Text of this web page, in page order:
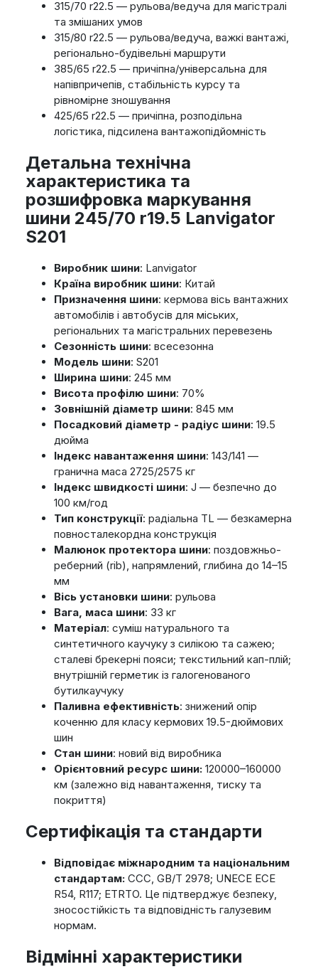
315/70 r22.5 — рульова/ведуча для магістралі
та змішаних умов
315/80 r22.5 — рульова/ведуча, важкі вантажі,
регіонально-будівельні маршрути
385/65 r22.5 — причіпна/універсальна для
напівпричепів, стабільність курсу та
рівномірне зношування
425/65 r22.5 — причіпна, розподільна
логістика, підсилена вантажопідйомність
Детальна технічна
характеристика та
розшифровка маркування
шини 245/70 r19.5 Lanvigator
S201
Виробник шини: Lanvigator
Країна виробник шини: Китай
Призначення шини: кермова вісь вантажних
автомобілів і автобусів для міських,
регіональних та магістральних перевезень
Сезонність шини: всесезонна
Модель шини: S201
Ширина шини: 245 мм
Висота профілю шини: 70%
Зовнішній діаметр шини: 845 мм
Посадковий діаметр - радіус шини: 19.5
дюйма
Індекс навантаження шини: 143/141 —
гранична маса 2725/2575 кг
Індекс швидкості шини: J — безпечно до
100 км/год
Тип конструкції: радіальна TL — безкамерна
повносталекордна конструкція
Малюнок протектора шини: поздовжньо-
реберний (rib), напрямлений, глибина до 14–15
мм
Вісь установки шини: рульова
Вага, маса шини: 33 кг
Матеріал: суміш натурального та
синтетичного каучуку з силікою та сажею;
сталеві брекерні пояси; текстильний кап-плій;
внутрішній герметик із галогенованого
бутилкаучуку
Паливна ефективність: знижений опір
коченню для класу кермових 19.5-дюймових
шин
Стан шини: новий від виробника
Орієнтовний ресурс шини:120000–160000
км (залежно від навантаження, тиску та
покриття)
Сертифікація та стандарти
Відповідає міжнародним та національним
стандартам:CCC, GB/T 2978; UNECE ECE
R54, R117; ETRTO. Це підтверджує безпеку,
зносостійкість та відповідність галузевим
нормам.
Відмінні характеристики